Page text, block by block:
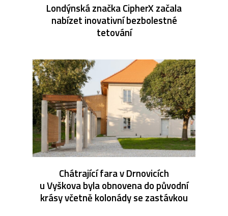
Londýnská značka CipherX začala
nabízet inovativní bezbolestné
tetování
Chátrající fara v Drnovicích
u Vyškova byla obnovena do původní
krásy včetně kolonády se zastávkou